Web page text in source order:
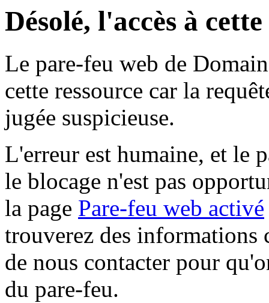
Désolé, l'accès à
Le pare-feu web de
cette ressource car la
jugée suspicieuse.
L'erreur est humaine, et le
le blocage n'est pas
la page Pare-feu web activé
trouverez des informations
de nous contacter pour
du pare-feu.